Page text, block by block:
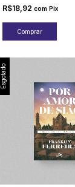
R$18,92 com Pix
Esgotado